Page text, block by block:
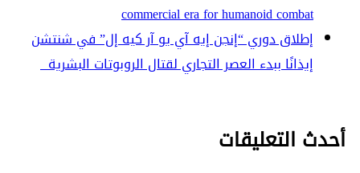
commercial era for humanoid combat
إطلاق دوري “إنجن إيه آي يو آر كيه إل” في شنتشن
إيذانًا ببدء العصر التجاري لقتال الروبوتات البشرية
أحدث التعليقات